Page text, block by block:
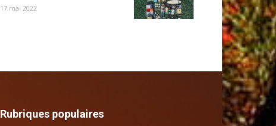
17 mai 2022
Rubriques populaires